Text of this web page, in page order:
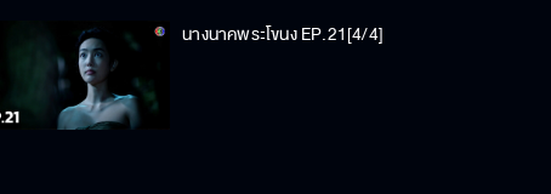
นางนาคพระโขนง EP.21[4/4]